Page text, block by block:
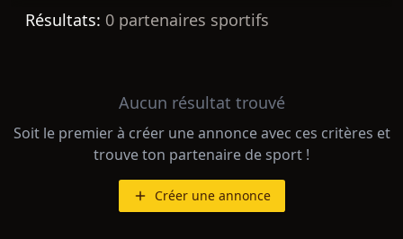
Résultats: 0 partenaires sportifs
Aucun résultat trouvé
Soit le premier à créer une annonce avec ces critères et
trouve ton partenaire de sport !
Créer une annonce